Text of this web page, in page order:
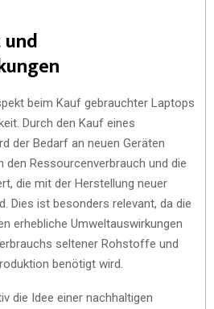
beim Kauf gebrauchter Laptops
Durch den Kauf eines
der Bedarf an neuen Geräten
den Ressourcenverbrauch und die
die mit der Herstellung neuer
Dies ist besonders relevant, da die
erhebliche Umweltauswirkungen
seltener Rohstoffe und
benötigt wird.
die Idee einer nachhaltigen